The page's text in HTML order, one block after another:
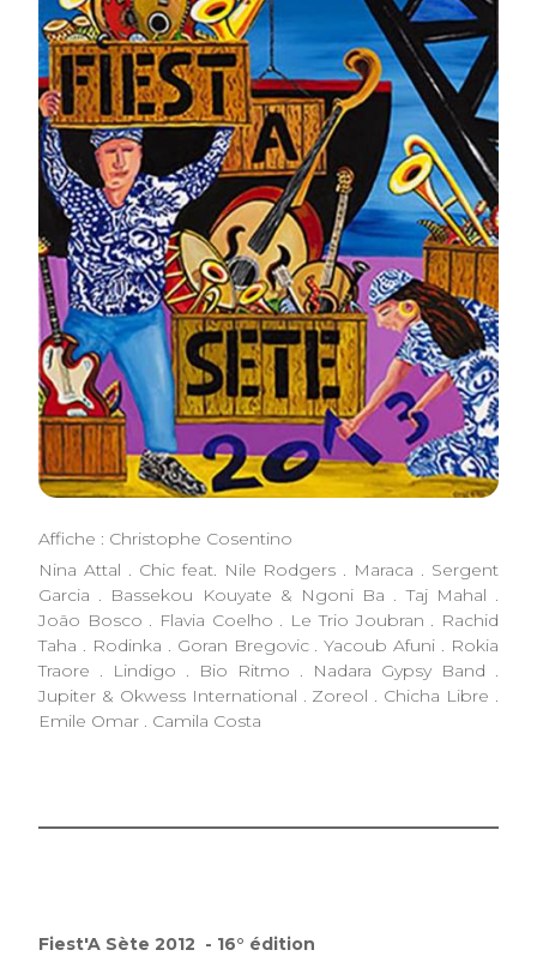
Affiche : Christophe Cosentino
Nina Attal . Chic feat. Nile Rodgers . Maraca . Sergent
Garcia . Bassekou Kouyate & Ngoni Ba . Taj Mahal .
João Bosco . Flavia Coelho . Le Trio Joubran . Rachid
Taha . Rodinka . Goran Bregovic . Yacoub Afuni . Rokia
Traore . Lindigo . Bio Ritmo . Nadara Gypsy Band .
Jupiter & Okwess International . Zoreol . Chicha Libre .
Emile Omar . Camila Costa
Fiest'A Sète 2012 - 16° édition